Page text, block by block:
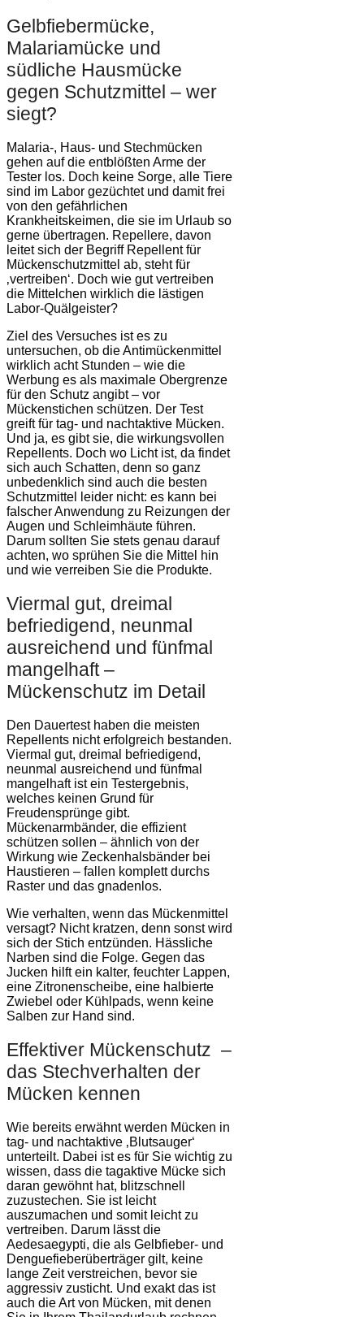
Gelbfiebermücke,
Malariamücke und
südliche Hausmücke
gegen Schutzmittel – wer
siegt?
Malaria-, Haus- und Stechmücken
gehen auf die entblößten Arme der
Tester los. Doch keine Sorge, alle Tiere
sind im Labor gezüchtet und damit frei
von den gefährlichen
Krankheitskeimen, die sie im Urlaub so
gerne übertragen. Repellere, davon
leitet sich der Begriff Repellent für
Mückenschutzmittel ab, steht für
‚vertreiben‘. Doch wie gut vertreiben
die Mittelchen wirklich die lästigen
Labor-Quälgeister?
Ziel des Versuches ist es zu
untersuchen, ob die Antimückenmittel
wirklich acht Stunden – wie die
Werbung es als maximale Obergrenze
für den Schutz angibt – vor
Mückenstichen schützen. Der Test
greift für tag- und nachtaktive Mücken.
Und ja, es gibt sie, die wirkungsvollen
Repellents. Doch wo Licht ist, da findet
sich auch Schatten, denn so ganz
unbedenklich sind auch die besten
Schutzmittel leider nicht: es kann bei
falscher Anwendung zu Reizungen der
Augen und Schleimhäute führen.
Darum sollten Sie stets genau darauf
achten, wo sprühen Sie die Mittel hin
und wie verreiben Sie die Produkte.
Viermal gut, dreimal
befriedigend, neunmal
ausreichend und fünfmal
mangelhaft –
Mückenschutz im Detail
Den Dauertest haben die meisten
Repellents nicht erfolgreich bestanden.
Viermal gut, dreimal befriedigend,
neunmal ausreichend und fünfmal
mangelhaft ist ein Testergebnis,
welches keinen Grund für
Freudensprünge gibt.
Mückenarmbänder, die effizient
schützen sollen – ähnlich von der
Wirkung wie Zeckenhalsbänder bei
Haustieren – fallen komplett durchs
Raster und das gnadenlos.
Wie verhalten, wenn das Mückenmittel
versagt? Nicht kratzen, denn sonst wird
sich der Stich entzünden. Hässliche
Narben sind die Folge. Gegen das
Jucken hilft ein kalter, feuchter Lappen,
eine Zitronenscheibe, eine halbierte
Zwiebel oder Kühlpads, wenn keine
Salben zur Hand sind.
Effektiver Mückenschutz –
das Stechverhalten der
Mücken kennen
Wie bereits erwähnt werden Mücken in
tag- und nachtaktive ‚Blutsauger‘
unterteilt. Dabei ist es für Sie wichtig zu
wissen, dass die tagaktive Mücke sich
daran gewöhnt hat, blitzschnell
zuzustechen. Sie ist leicht
auszumachen und somit leicht zu
vertreiben. Darum lässt die
Aedesaegypti, die als Gelbfieber- und
Denguefieberüberträger gilt, keine
lange Zeit verstreichen, bevor sie
aggressiv zusticht. Und exakt das ist
auch die Art von Mücken, mit denen